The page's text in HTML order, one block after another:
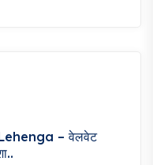
– वेलवेट